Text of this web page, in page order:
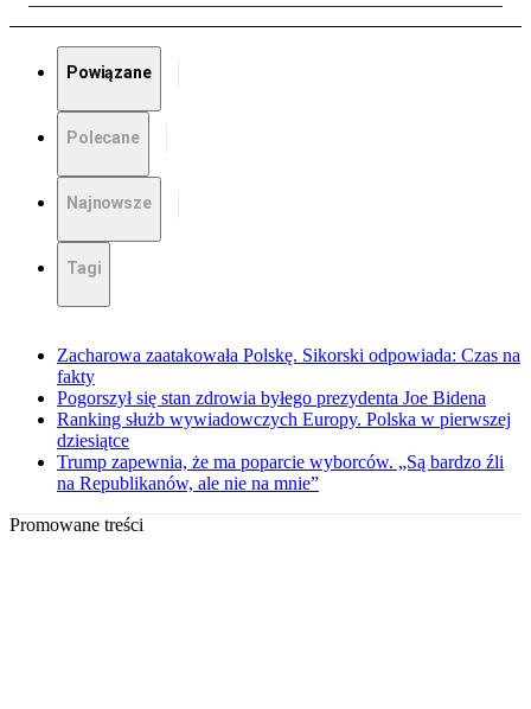
Powiązane
Polecane
Najnowsze
Tagi
Zacharowa zaatakowała Polskę. Sikorski odpowiada: Czas na
fakty
Pogorszył się stan zdrowia byłego prezydenta Joe Bidena
Ranking służb wywiadowczych Europy. Polska w pierwszej
dziesiątce
Trump zapewnia, że ma poparcie wyborców. „Są bardzo źli
na Republikanów, ale nie na mnie”
Promowane treści